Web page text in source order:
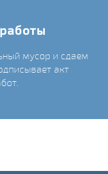
мусор и сдаем
акт